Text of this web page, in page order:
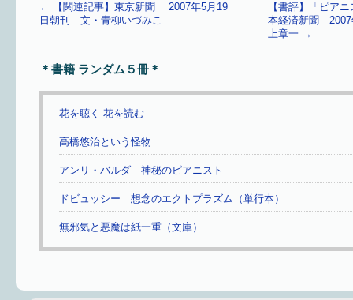
←
【関連記事】東京新聞 2007年5月19
日朝刊 文・青柳いづみこ
【書評】「ピア
本経済新聞
上章一 →
＊書籍 ランダム５冊＊
花を聴く 花を読む
高橋悠治という怪物
アンリ・バルダ 神秘のピアニスト
ドビュッシー 想念のエクトプラズム（単行本）
無邪気と悪魔は紙一重（文庫）